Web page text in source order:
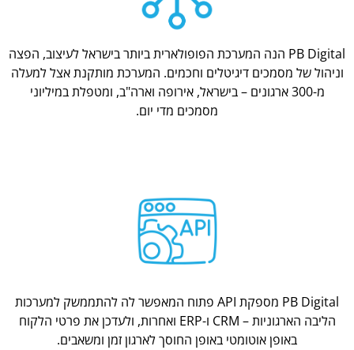
PB Digital הנה המערכת הפופולארית ביותר בישראל לעיצוב, הפצה
וניהול של מסמכים דיגיטלים וחכמים. המערכת מותקנת אצל למעלה
מ-300 ארגונים – בישראל, אירופה וארה"ב, ומטפלת במיליוני
מסמכים מדי יום.
PB Digital מספקת API פתוח המאפשר לה להתממשק למערכות
הליבה הארגוניות – CRM ו-ERP ואחרות, ולעדכן את פרטי הלקוח
באופן אוטומטי באופן החוסך לארגון זמן ומשאבים.